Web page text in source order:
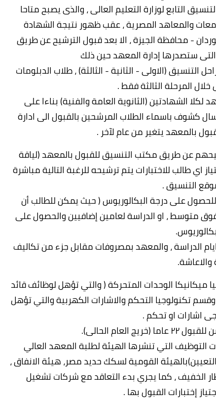
التابع لوزارة التعليم العالى ، والذى يصبح متاحا
والمعاهد المصرية ، عقب ظهور نتيجة الشهادة
- محافظة الجيزة ، الا بعد قبول الترشيح عن طريق
ستصدرها إدارة المعهد حين ذلك
التنسيق (الاولى - الثانية - الثالثة) ، طلاب الدبلومات
المرحلة الثالثة فقط .
الشهادتين (الثانوية العامة والفنية) بناءا على
كشوف باسماء الطلاب المرشحين بالقبول الى ادارة
بالمعهد يتغير من عام لآخر .
عن طريق مكتب التنسيق للقبول بالمعهد (لياقة
طالب للاختبارات يتم ترشيحه للرغبة التالية مباشرة
التنسيق .
بالمعهد لمدة اربع سنوات (بنظام ٢+٢) للحصول على درجة البكالوريوس ( حيث يمكن للطالب أن
متوسط ، او الدراسة لعامين إضافيين والحصول على
الدراسة ، والمعهد بمصروفات مقابل جزء من تكاليف
والاعاشة.
ميكانيكا الوحدات المتحركة ( والتي تؤهل لوظائف قائد
تكنولوجيا التحكم والاشارات الكهربية والتي تؤهل
اشارات او تحكم .
التوظيف التي تنشرها الهيئة لطلبة المعهد العالي
القومية لسكك حديد مصر، هيئة الانفاق ،
الخفيف ، كما يجري بدء التعاقد مع شركات تشغيل
إختبارات القبول بها .